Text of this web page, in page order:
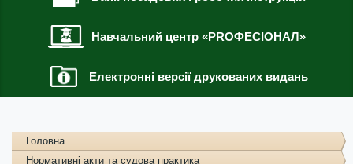
Навчальний центр «PROФЕСІОНАЛ»
Електронні версії друкованих видань
Головна
Нормативні акти та судова практика